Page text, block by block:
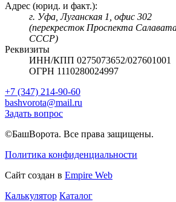
Адрес (юрид. и факт.):
г. Уфа, Луганская 1, офис 302
(перекресток Проспекта
СССР)
Реквизиты
ИНН/КПП 0275073652/027601001
ОГРН 1110280024997
+7 (347) 214-90-60
bashvorota@mail.ru
Задать вопрос
©БашВорота. Все права защищены.
Политика конфиденциальности
Сайт создан в Empire Web
Калькулятор Каталог